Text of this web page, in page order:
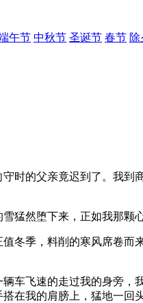
午节 中秋节 圣诞节 春节 除
时的父亲竟迟到了。我到
猛然堕下来，正如我那颗心
冬季，料削的寒风席卷而
车飞速的走过我的身旁，
在我的肩膀上，猛地一回